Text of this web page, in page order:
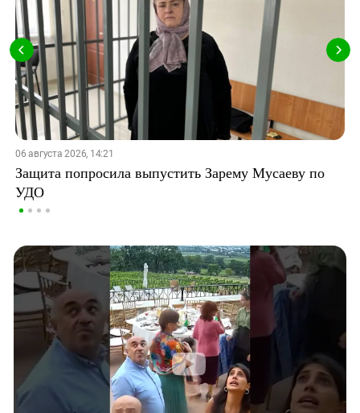
06 августа 2026, 14:21
Защита попросила выпустить Зарему Мусаеву по
УДО